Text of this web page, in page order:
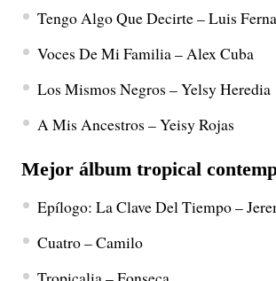
Tengo Algo Que Decirte – Luis
Voces De Mi Familia – Alex Cuba
Los Mismos Negros – Yelsy Heredia
A Mis Ancestros – Yeisy Rojas
Mejor álbum tropical
Epílogo: La Clave Del Tiempo –
Cuatro – Camilo